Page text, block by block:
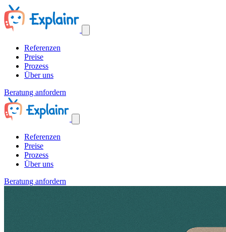
Referenzen
Preise
Prozess
Über uns
Beratung anfordern
Referenzen
Preise
Prozess
Über uns
Beratung anfordern